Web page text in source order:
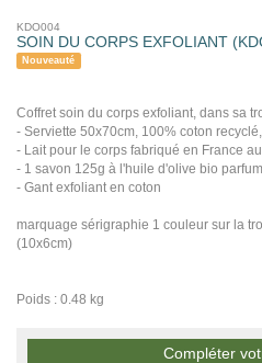
KDO004
SOIN DU CORPS EXFOLIANT
Nouveauté
Coffret soin du corps exfoliant, dans sa
- Serviette 50x70cm, 100% coton
- Lait pour le corps fabriqué en France
- 1 savon 125g à l'huile d'olive bio
- Gant exfoliant en coton
marquage sérigraphie 1 couleur sur la
(10x6cm)
Poids : 0.48 kg
Compléter